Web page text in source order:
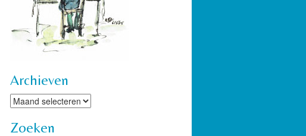
Archieven
Archieven
Zoeken